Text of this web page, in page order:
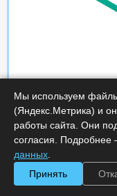
Мы используем
(Яндекс.Метрика) и
работы сайта. Они
согласия. Подробнее
данных
Принять